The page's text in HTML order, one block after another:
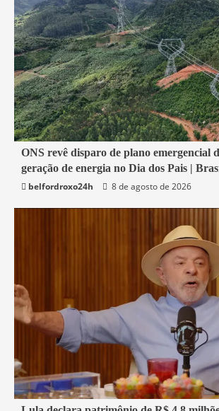
2 min read
Economia
ONS revê disparo de plano emergencial
geração de energia no Dia dos Pais |
belfordroxo24h
8 de agosto de 2026